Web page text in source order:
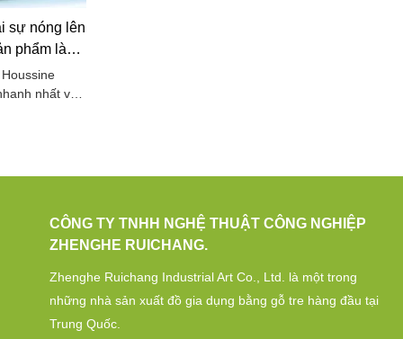
sự nóng lên
phẩm làm
nhất và
CÔNG TY TNHH NGHỆ THUẬT CÔNG NGHIỆP
ZHENGHE RUICHANG.
Zhenghe Ruichang Industrial Art Co., Ltd. là một trong
những nhà sản xuất đồ gia dụng bằng gỗ tre hàng đầu tại
Trung Quốc.